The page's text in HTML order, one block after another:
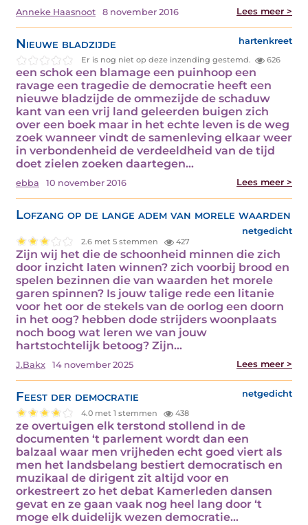
Anneke Haasnoot 8 november 2016 Lees meer >
Nieuwe bladzijde hartenkreet
Er is nog niet op deze inzending gestemd. 626
een schok een blamage een puinhoop een
ravage een tragedie de democratie heeft een
nieuwe bladzijde de ommezijde de schaduw
kant van een vrij land geleerden buigen zich
over een boek maar in het echte leven is de weg
zoek wanneer vindt de samenleving elkaar weer
in verbondenheid de verdeeldheid van de tijd
doet zielen zoeken daartegen…
ebba 10 november 2016 Lees meer >
Lofzang op de lange adem van morele waarden
netgedicht
2.6 met 5 stemmen 427
Zijn wij het die de schoonheid minnen die zich
door inzicht laten winnen? zich voorbij brood en
spelen bezinnen die van waarden het morele
garen spinnen? Is jouw talige rede een litanie
voor het oor de stekels van de oorlog een doorn
in het oog? hebben dode strijders woonplaats
noch boog wat leren we van jouw
hartstochtelijk betoog? Zijn…
J.Bakx 14 november 2025 Lees meer >
Feest der democratie netgedicht
4.0 met 1 stemmen 438
ze overtuigen elk terstond stollend in de
documenten ‘t parlement wordt dan een
balzaal waar men vrijheden echt goed viert als
men het landsbelang bestiert democratisch en
muzikaal de dirigent zit altijd voor en
orkestreert zo het debat Kamerleden dansen
gevat en ze gaan vaak nog heel lang door ‘t
moge elk duidelijk wezen democratie…